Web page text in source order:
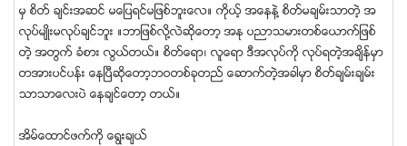
မွ စိတ္ ခ်င္းအဆင္ မေျပရင္မျဖစ္ဘူးေလ။ ကိုယ့္ အေနနဲ႔ စိတ္မခ်မ္းသာတဲ့ အ
လုပ္မ်ဳိးမလုပ္ခ်င္ဘူး ။ဘာျဖစ္လို႔လဲဆိုေတာ့ အႏု ပညာသမားတစ္ေယာက္ျဖစ္
တဲ့ အတြက္ ခံစား လြယ္တယ္။ စိတ္ေရာ၊ လူေရာ ဒီအလုပ္ကို လုပ္ရတဲ့အခ်ိန္မွာ
တအားပင္ပန္း ေနၿပီဆိုေတာ့ဘဝတစ္ခုတည္ ေဆာက္တဲ့အခါမွာ စိတ္ခ်မ္းခ်မ္း
သာသာေလးပဲ ေနခ်င္ေတာ့ တယ္။
အိမ္ေထာင္ဖက္ကို ေရြးခ်ယ္